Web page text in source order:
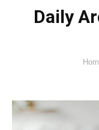
Daily